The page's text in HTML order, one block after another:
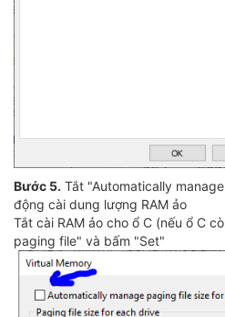
Bước 5. Tắt "Automatically
động cài dung lượng RAM ảo
Tắt cài RAM ảo cho ổ C (nếu ổ C
paging file" và bấm "Set"